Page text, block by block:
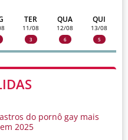
TER
11/08
3
QUA
12/08
6
QUI
13/08
5
do pornô gay mais
2025